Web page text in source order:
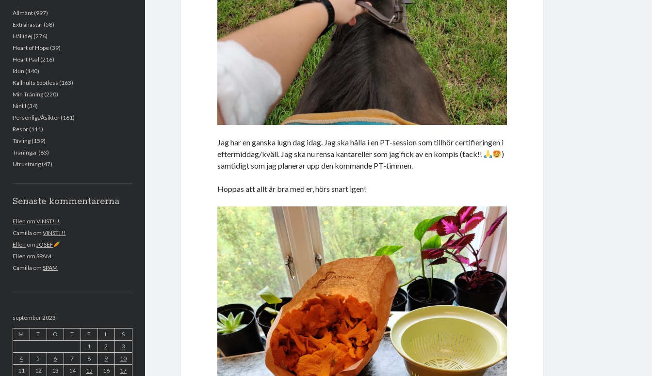
Allmänt(997)
Extrahästar(58)
Hållidej(276)
Heart of Hope(39)
Heart Paal (216)
Idun (140)
Källhults Spotless (163)
Min Träning(220)
Ninlil (34)
Personligt/Åsikter(161)
Resor(111)
Tävling(159)
Träningar(63)
Utrustning(47)
Senaste kommentarerna
Ellen om VINST!!!
Camilla om VINST!!!
Ellen om JOSEF
Ellen om SPAM
Camilla om SPAM
september 2023
M T O T F L
S
1
2
3
4
5 6 7 8 9
10
11
12 13 14 15 16
17
Jag har en ganska lugn dag idag. Jag ska hålla i en PT-session som tillhör certifieringen i
eftermiddag/kväll. Jag ska nu rensa kantareller som jag fick av en kompis (tack!!
)
samtidigt som jag planerar upp den kommande PT-timmen.
Hoppas att allt är bra med er, hörs snart igen!